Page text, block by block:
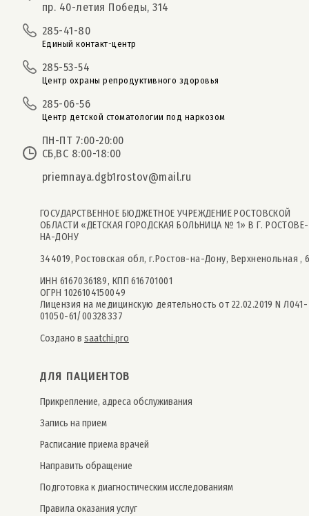
пр. 40-летия Победы, 314
285-41-80
Единый контакт-центр
285-53-54
Центр охраны репродуктивного здоровья
285-06-56
Центр детской стоматологии под наркозом
ПН-ПТ 7:00-20:00
СБ,ВС 8:00-18:00
priemnaya.dgb1rostov@mail.ru
ГОСУДАРСТВЕННОЕ БЮДЖЕТНОЕ УЧРЕЖДЕНИЕ РОСТОВСКОЙ
ОБЛАСТИ «ДЕТСКАЯ ГОРОДСКАЯ БОЛЬНИЦА № 1» В Г. РОСТОВЕ-
НА-ДОНУ
344019, Ростовская обл, г.Ростов-на-Дону, Верхненольная ,
ИНН 6167036189, КПП 616701001
ОГРН 1026104150049
Лицензия на медицинскую деятельность от 22.02.2019 N Л041-
01050-61/00328337
Создано в saatchi.pro
ДЛЯ ПАЦИЕНТОВ
Прикрепление, адреса обслуживания
Запись на прием
Расписание приема врачей
Направить обращение
Подготовка к диагностическим исследованиям
Правила оказания услуг